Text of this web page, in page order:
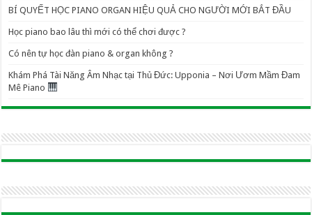
BÍ QUYẾT HỌC PIANO ORGAN HIỆU QUẢ CHO NGƯỜI MỚI BẮT ĐẦU
Học piano bao lâu thì mới có thể chơi được ?
Có nên tự học đàn piano & organ không ?
Khám Phá Tài Năng Âm Nhạc tại Thủ Đức: Upponia – Nơi Ươm Mầm Đam
Mê Piano